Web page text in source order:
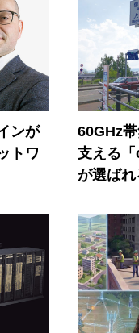
ンが
トワ
60GHz
支える「
が選ば